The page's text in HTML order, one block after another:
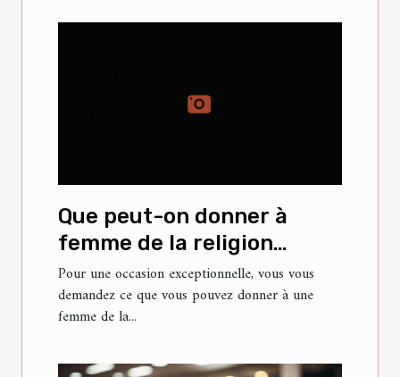
Que peut-on donner à
femme de la religion
islamique pour lui faire
plaisir ?
Pour une occasion exceptionnelle, vous vous
demandez ce que vous pouvez donner à une
femme de la...